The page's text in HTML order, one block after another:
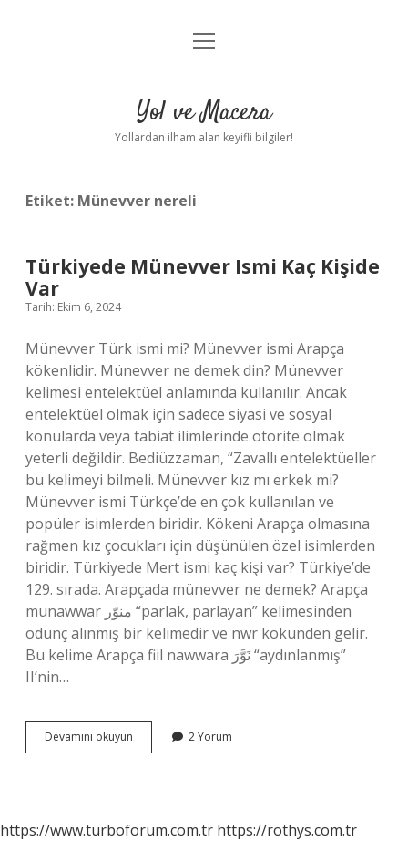
Anasayfa
Yasal Uyarı
menüyü
Yol ve Macera
Yollardan ilham alan keyifli bilgiler!
Etiket: Münevver nereli
Türkiyede Münevver Ismi Kaç Kişide
Var
Tarih: Ekim 6, 2024
Münevver Türk ismi mi? Münevver ismi Arapça
kökenlidir. Münevver ne demek din? Münevver
kelimesi entelektüel anlamında kullanılır. Ancak
entelektüel olmak için sadece siyasi ve sosyal
konularda veya tabiat ilimlerinde otorite olmak
yeterli değildir. Bediüzzaman, “Zavallı entelektüeller
bu kelimeyi bilmeli. Münevver kız mı erkek mi?
Münevver ismi Türkçe’de en çok kullanılan ve
popüler isimlerden biridir. Kökeni Arapça olmasına
rağmen kız çocukları için düşünülen özel isimlerden
biridir. Türkiyede Mert ismi kaç kişi var? Türkiye’de
129. sırada. Arapçada münevver ne demek? Arapça
munawwar منوّر “parlak, parlayan” kelimesinden
ödünç alınmış bir kelimedir ve nwr kökünden gelir.
Bu kelime Arapça fiil nawwara نَوَّرَ “aydınlanmış”
II’nin…
Devamını okuyun Türkiyede
Münevver
2 Yorum
https://www.turboforum.com.tr https://rothys.com.tr